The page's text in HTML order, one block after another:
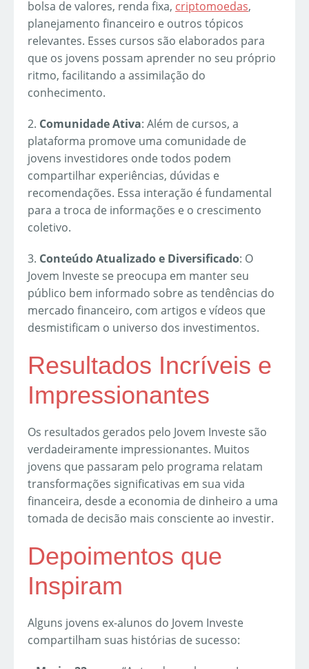
bolsa de valores, renda fixa, criptomoedas,
planejamento financeiro e outros tópicos
relevantes. Esses cursos são elaborados para
que os jovens possam aprender no seu próprio
ritmo, facilitando a assimilação do
conhecimento.
2. Comunidade Ativa: Além de cursos, a
plataforma promove uma comunidade de
jovens investidores onde todos podem
compartilhar experiências, dúvidas e
recomendações. Essa interação é fundamental
para a troca de informações e o crescimento
coletivo.
3. Conteúdo Atualizado e Diversificado: O
Jovem Investe se preocupa em manter seu
público bem informado sobre as tendências do
mercado financeiro, com artigos e vídeos que
desmistificam o universo dos investimentos.
Resultados Incríveis e
Impressionantes
Os resultados gerados pelo Jovem Investe são
verdadeiramente impressionantes. Muitos
jovens que passaram pelo programa relatam
transformações significativas em sua vida
financeira, desde a economia de dinheiro a uma
tomada de decisão mais consciente ao investir.
Depoimentos que
Inspiram
Alguns jovens ex-alunos do Jovem Investe
compartilham suas histórias de sucesso: